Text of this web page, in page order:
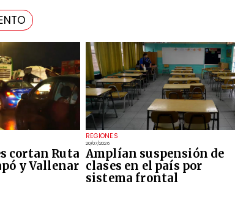
cortan Ruta
y Vallenar
REGIONES
20/07/2026
Amplían suspensión de
clases en el país por
sistema frontal